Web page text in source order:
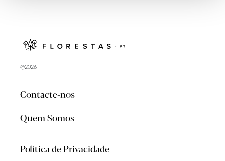
@2026
Contacte-nos
Quem Somos
Política de Privacidade